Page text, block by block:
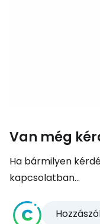
Van még
Ha bármilyen
kapcsolatban...